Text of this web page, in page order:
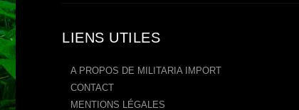
LIENS UTILES
A PROPOS DE MILITARIA IMPORT
CONTACT
MENTIONS LÉGALES